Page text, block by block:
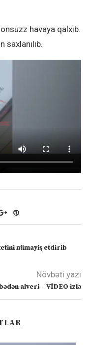
havaya qalxıb.
saxlanılıb.
nümayiş etdirib
Növbəti yazı
alveri – VİDEO izlə